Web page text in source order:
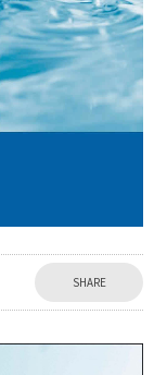
SHARE